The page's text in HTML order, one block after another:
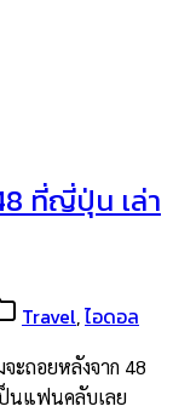
ที่ญี่ปุ่น เล่า
Travel,ไอดอล
ะถอยหลังจาก 48
ป็นแฟนคลับเลย